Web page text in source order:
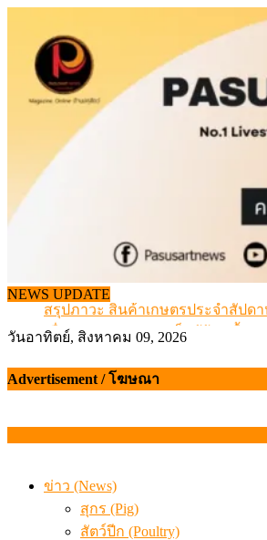
content
NEWS UPDATE
เดินหน้าดัน “ราคากลางโคเนื้อ” แ
สรุปภาวะ สินค้าเกษตรประจำสัปดา
เมื่อเกษตรกรถูกมองเป็นผู้ร้ายเบื้อ
ข้อมูลราคา สุกรมีชีวิตหน้าฟาร์ม พร
วันอาทิตย์, สิงหาคม 09, 2026
Advertisement / โฆษณา
ข่าว (News)
สุกร (Pig)
สัตว์ปีก (Poultry)